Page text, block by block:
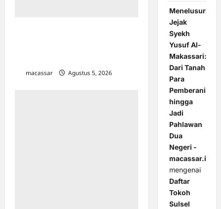
macassar
Agustus 5, 2026
Menelusuri
Jejak
Syekh
Yusuf Al-
Makassari:
Dari Tanah
Para
Pemberani
hingga
Jadi
Pahlawan
Dua
Negeri -
macassar.id
mengenai
Daftar
Tokoh
Sulsel